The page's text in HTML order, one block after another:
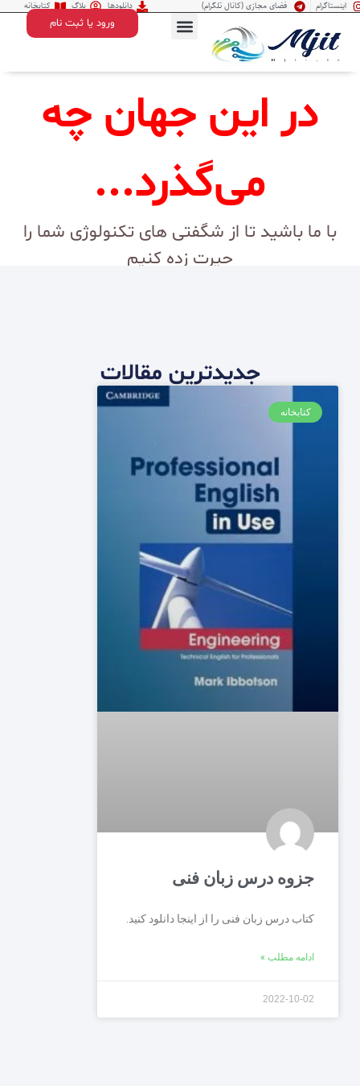
اینستاگرام فضای مجازی (کانال تلگرام) دانلودها بلاگ کتابخانه
ورود یا ثبت نام
در این جهان چه
می‌گذرد...
با ما باشید تا از شگفتی های تکنولوژی شما را
حیرت زده کنیم
جدیدترین مقالات
کتابخانه
جزوه درس زبان فنی
کتاب درس زبان فنی را از اینجا دانلود کنید.
ادامه مطلب »
2022-10-02